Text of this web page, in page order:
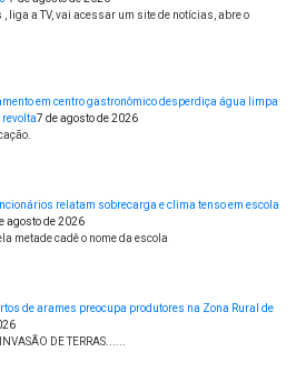
liga a TV, vai acessar um site de notícias, abre o
em centro gastronômico desperdiça água limpa
revolta7 de agosto de 2026
relatam sobrecarga e clima tenso em escola
agosto de 2026
metade cadê o nome da escola
de arames preocupa produtores na Zona Rural de
DE TERRAS......